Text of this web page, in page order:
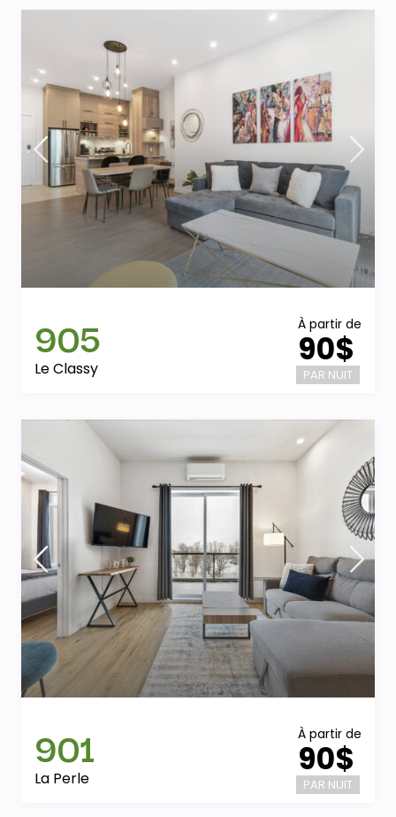
À partir de
90$
PAR NUIT
905
Le Classy
À partir de
90$
PAR NUIT
901
La Perle